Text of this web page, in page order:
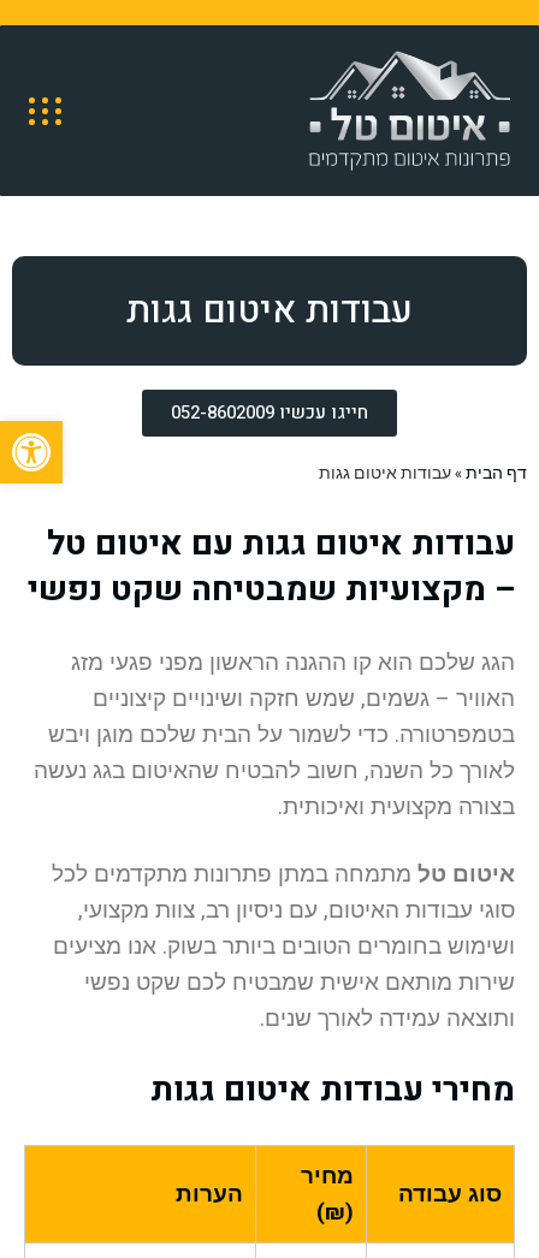
עבודות איטום גגות
חייגו עכשיו 052-8602009
דף הבית»עבודות איטום גגות
עבודות איטום גגות עם איטום טל
– מקצועיות שמבטיחה שקט נפשי
הגג שלכם הוא קו ההגנה הראשון מפני פגעי מזג
האוויר – גשמים, שמש חזקה ושינויים קיצוניים
בטמפרטורה. כדי לשמור על הבית שלכם מוגן ויבש
לאורך כל השנה, חשוב להבטיח שהאיטום בגג נעשה
בצורה מקצועית ואיכותית.
איטום טל מתמחה במתן פתרונות מתקדמים לכל
סוגי עבודות האיטום, עם ניסיון רב, צוות מקצועי,
ושימוש בחומרים הטובים ביותר בשוק. אנו מציעים
שירות מותאם אישית שמבטיח לכם שקט נפשי
ותוצאה עמידה לאורך שנים.
מחירי עבודות איטום גגות
סוג עבודה
מחיר
(₪)
הערות